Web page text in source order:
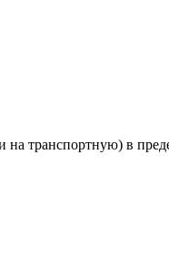
на транспортную) в